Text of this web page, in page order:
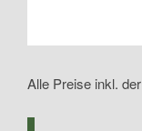
Alle Preise inkl.